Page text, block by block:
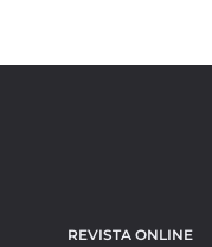
REVISTA ONLINE